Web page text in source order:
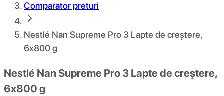
Comparator preturi
Nestlé Nan Supreme Pro 3 Lapte de creștere,
6x800 g
Nestlé Nan Supreme Pro 3 Lapte de creștere,
6x800 g